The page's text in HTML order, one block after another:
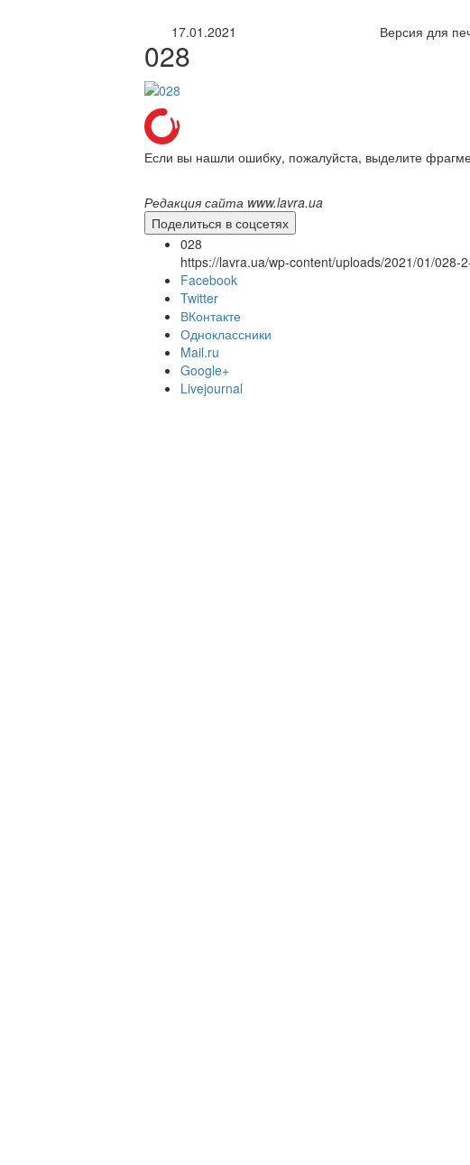
17.01.2021 Версия для
028
Если вы нашли ошибку, пожалуйста, выделите
Редакция сайта www.lavra.ua
Поделиться в соцсетях
028
https://lavra.ua/wp-content/uploads/2021/01/028-
Facebook
Twitter
ВКонтакте
Одноклассники
Mail.ru
Google+
Livejournal